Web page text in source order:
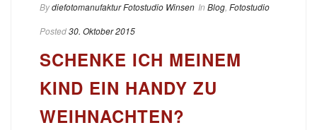
Bydiefotomanufaktur Fotostudio Winsen In Blog Fotostudio
Posted30. Oktober 2015
SCHENKE ICH MEINEM
KIND EIN HANDY ZU
WEIHNACHTEN?